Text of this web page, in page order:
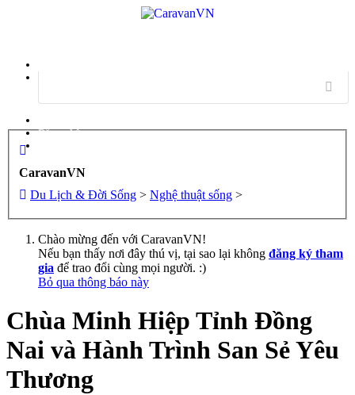
Đăng nhập
CaravanVN
Du Lịch & Đời Sống > Nghệ thuật sống >
Chào mừng đến với CaravanVN!
Nếu bạn thấy nơi đây thú vị, tại sao lại không đăng ký tham
gia để trao đổi cùng mọi người. :)
Bỏ qua thông báo này
Chùa Minh Hiệp Tỉnh Đồng
Nai và Hành Trình San Sẻ Yêu
Thương